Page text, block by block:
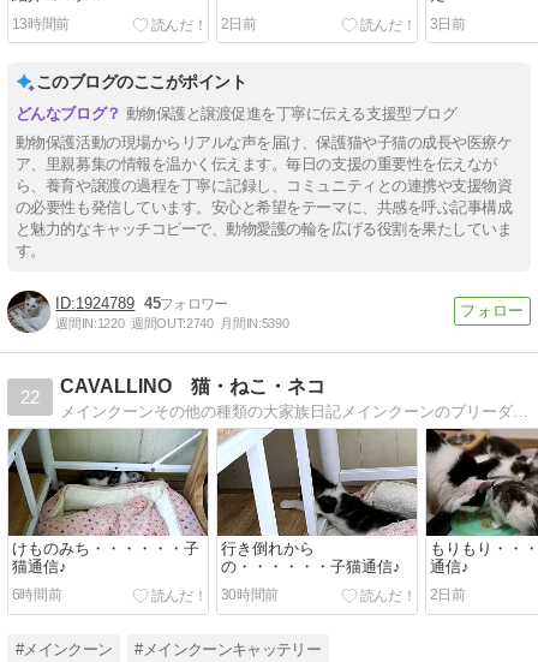
13時間前
2日前
3日前
このブログのここがポイント
動物保護と譲渡促進を丁寧に伝える支援型ブログ
動物保護活動の現場からリアルな声を届け、保護猫や子猫の成長や医療ケ
ア、里親募集の情報を温かく伝えます。毎日の支援の重要性を伝えなが
ら、養育や譲渡の過程を丁寧に記録し、コミュニティとの連携や支援物資
の必要性も発信しています。安心と希望をテーマに、共感を呼ぶ記事構成
と魅力的なキャッチコピーで、動物愛護の輪を広げる役割を果たしていま
す。
1924789 45
週間IN:1220 週間OUT:2740 月間IN:5390
22
CAVALLINO 猫・ねこ・ネコ
メインクーンその他の種類の大家族日記メインクーンのブリーダーをしています。
けものみち・・・・・・子
猫通信♪
6時間前
行き倒れから
の・・・・・・子猫通信♪
30時間前
もりもり・・
通信♪
2日前
#メインクーン #メインクーンキャッテリー